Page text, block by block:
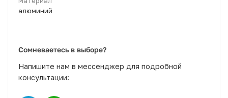
алюминий
Сомневаетесь в выборе?
Напишите нам в мессенджер для подробной
консультации: